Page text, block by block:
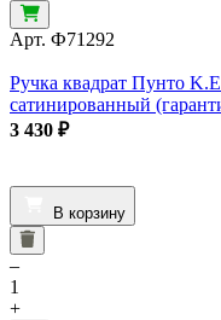
Арт. Ф71292
Ручка квадрат Пунто
сатинированный
3 430 ₽
В корзину
–
1
+